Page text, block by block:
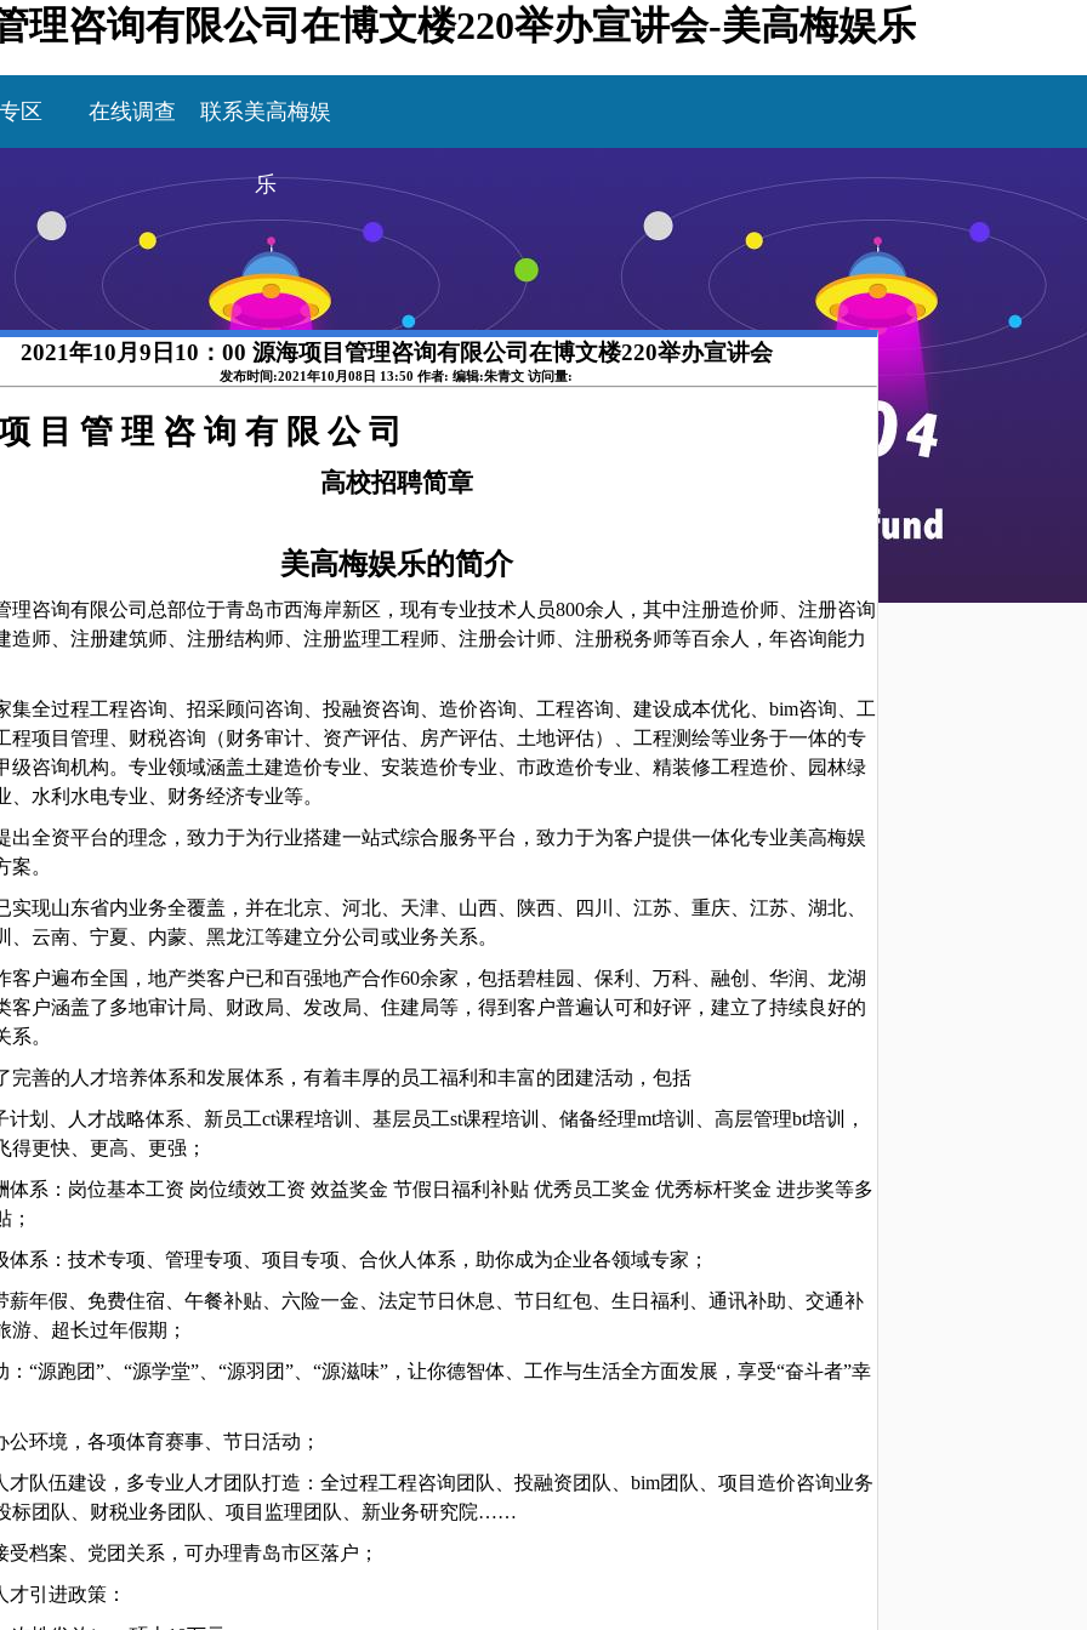
理咨询有限公司在博文楼220举办宣讲会-美高梅娱乐
区 在线调查 联系美高梅娱
乐
2021年10月9日10：00 源海项目管理咨询有限公司在博文楼220举办宣讲会
发布时间:2021年10月08日 13:50 作者: 编辑:朱青文 访问量:
目 管 理 咨 询 有 限 公 司
高校招聘简章
美高梅娱乐的简介
理咨询有限公司总部位于青岛市西海岸新区，现有专业技术人员800余人，其中注册造价师、注册咨询
造师、注册建筑师、注册结构师、注册监理工程师、注册会计师、注册税务师等百余人，年咨询能力
集全过程工程咨询、招采顾问咨询、投融资咨询、造价咨询、工程咨询、建设成本优化、 bim咨询、工
程项目管理、财税咨询（财务审计、资产评估、房产评估、土地评估）、工程测绘等业务于一体的专
级咨询机构。专业领域涵盖土建造价专业、安装造价专业、市政造价专业、精装修工程造价、园林绿
、水利水电专业、财务经济专业等。
出全资平台的理念，致力于为行业搭建一站式综合服务平台，致力于为客户提供一体化专业美高梅娱
案。
实现山东省内业务全覆盖，并在北京、河北、天津、山西、陕西、四川、江苏、重庆、江苏、湖北、
、云南、宁夏、内蒙、黑龙江等建立分公司或业务关系。
客户遍布全国，地产类客户已和百强地产合作60余家，包括碧桂园、保利、万科、融创、华润、龙湖
客户涵盖了多地审计局、财政局、发改局、住建局等，得到客户普遍认可和好评，建立了持续良好的
系。
完善的人才培养体系和发展体系，有着丰厚的员工福利和丰富的团建活动，包括
计划、人才战略体系、新员工ct课程培训、基层员工st课程培训、储备经理mt培训、高层管理bt培训，
得更快、更高、更强；
体系：岗位基本工资 岗位绩效工资 效益奖金 节假日福利补贴 优秀员工奖金 优秀标杆奖金 进步奖等多
；
体系：技术专项、管理专项、项目专项、合伙人体系，助你成为企业各领域专家；
薪年假、免费住宿、午餐补贴、六险一金、法定节日休息、节日红包、生日福利、通讯补助、交通补
游、超长过年假期；
：“源跑团”、“源学堂”、“源羽团”、“源滋味”，让你德智体、工作与生活全方面发展，享受“奋斗者”幸
公环境，各项体育赛事、节日活动；
才队伍建设，多专业人才团队打造：全过程工程咨询团队、投融资团队、bim团队、项目造价咨询业务
标团队、财税业务团队、项目监理团队、新业务研究院……
受档案、党团关系，可办理青岛市区落户；
才引进政策：